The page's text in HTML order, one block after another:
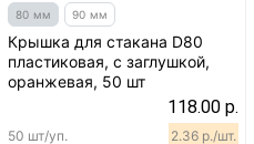
80 мм 90 мм
Крышка для стакана D80
пластиковая, с заглушкой,
оранжевая, 50 шт
118.00 р.
50 шт/уп. 2.36 р./шт.